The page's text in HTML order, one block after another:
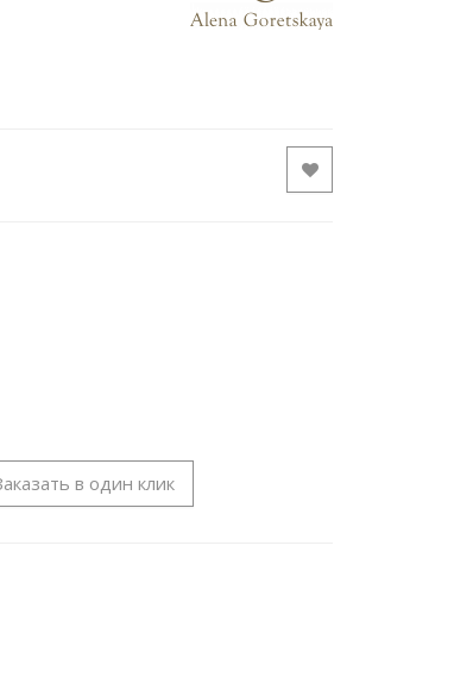
в один клик